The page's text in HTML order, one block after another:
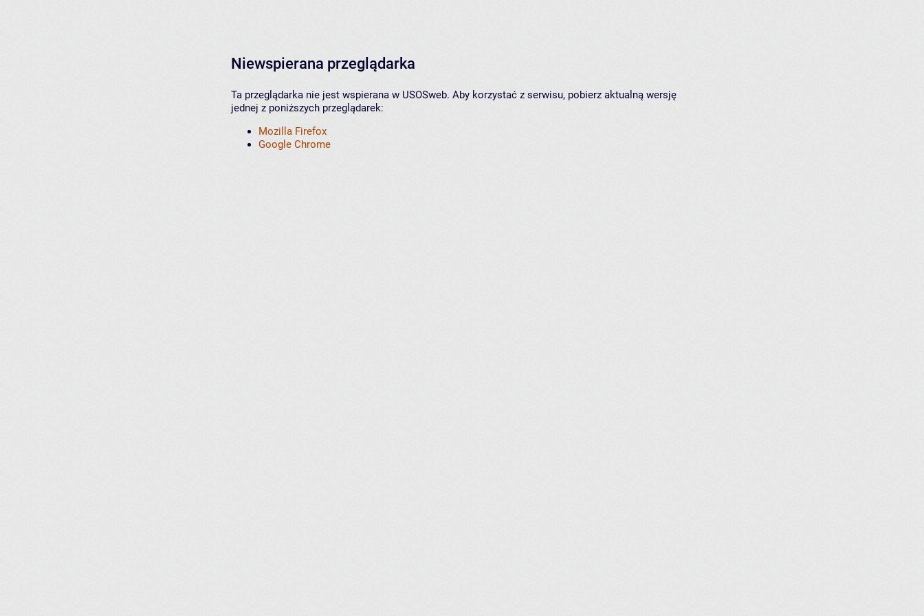
Niewspierana przeglądarka
Ta przeglądarka nie jest wspierana w USOSweb. Aby korzystać z serwisu, pobierz aktualną wersję
jednej z poniższych przeglądarek:
Mozilla Firefox
Google Chrome